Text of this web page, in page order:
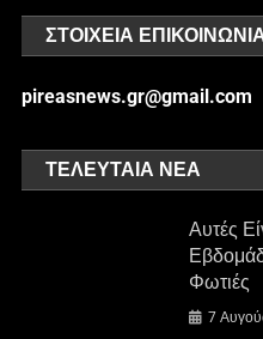
ΣΤΟΙΧΕΊΑ
pireasnews.gr@gmail.com
ΤΕΛΕΥΤΑΊΑ ΝΈΑ
Αυτές
Φωτιές
7